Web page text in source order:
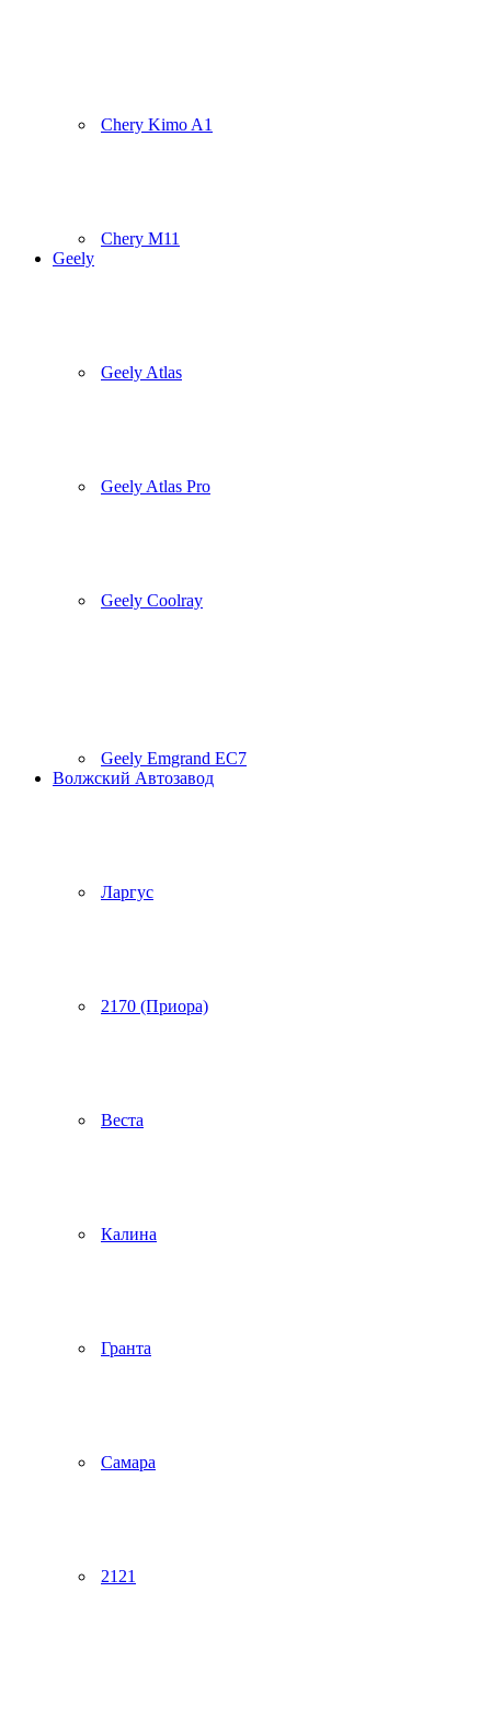
Chery Kimo A1
Chery M11
Geely
Geely Atlas
Geely Atlas Pro
Geely Coolray
Geely Emgrand EC7
Волжский Автозавод
Ларгус
2170 (Приора)
Веста
Калина
Гранта
Самара
2121